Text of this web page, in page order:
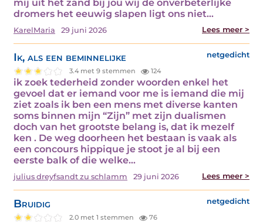
mij uit het zand bij jou wij de onverbeterlijke
dromers het eeuwig slapen ligt ons niet…
KarelMaria 29 juni 2026 Lees meer >
Ik, als een beminnelijke netgedicht
3.4 met 9 stemmen 124
ik zoek tederheid zonder woorden enkel het
gevoel dat er iemand voor me is iemand die mij
ziet zoals ik ben een mens met diverse kanten
soms binnen mijn “Zijn” met zijn dualismen
doch van het grootste belang is, dat ik mezelf
ken . De weg doorheen het bestaan is vaak als
een concours hippique je stoot je al bij een
eerste balk of die welke…
julius dreyfsandt zu schlamm 29 juni 2026 Lees meer >
Bruidig netgedicht
2.0 met 1 stemmen 76